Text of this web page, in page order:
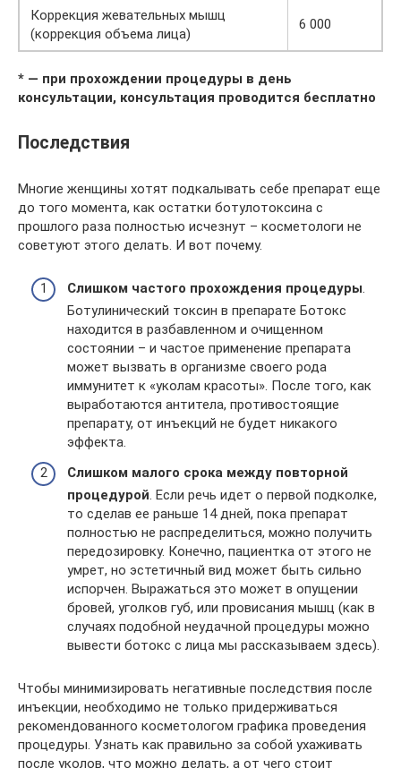
Коррекция жевательных мышц
(коррекция объема лица)
6 000
* — при прохождении процедуры в день
консультации, консультация проводится бесплатно
Последствия
Многие женщины хотят подкалывать себе препарат еще
до того момента, как остатки ботулотоксина с
прошлого раза полностью исчезнут – косметологи не
советуют этого делать. И вот почему.
Слишком частого прохождения процедуры.
Ботулинический токсин в препарате Ботокс
находится в разбавленном и очищенном
состоянии – и частое применение препарата
может вызвать в организме своего рода
иммунитет к «уколам красоты». После того, как
выработаются антитела, противостоящие
препарату, от инъекций не будет никакого
эффекта.
Слишком малого срока между повторной
процедурой . Если речь идет о первой подколке,
то сделав ее раньше 14 дней, пока препарат
полностью не распределиться, можно получить
передозировку. Конечно, пациентка от этого не
умрет, но эстетичный вид может быть сильно
испорчен. Выражаться это может в опущении
бровей, уголков губ, или провисания мышц (как в
случаях подобной неудачной процедуры можно
вывести ботокс с лица мы рассказываем здесь).
Чтобы минимизировать негативные последствия после
инъекции, необходимо не только придерживаться
рекомендованного косметологом графика проведения
процедуры. Узнать как правильно за собой ухаживать
после уколов, что можно делать, а от чего стоит